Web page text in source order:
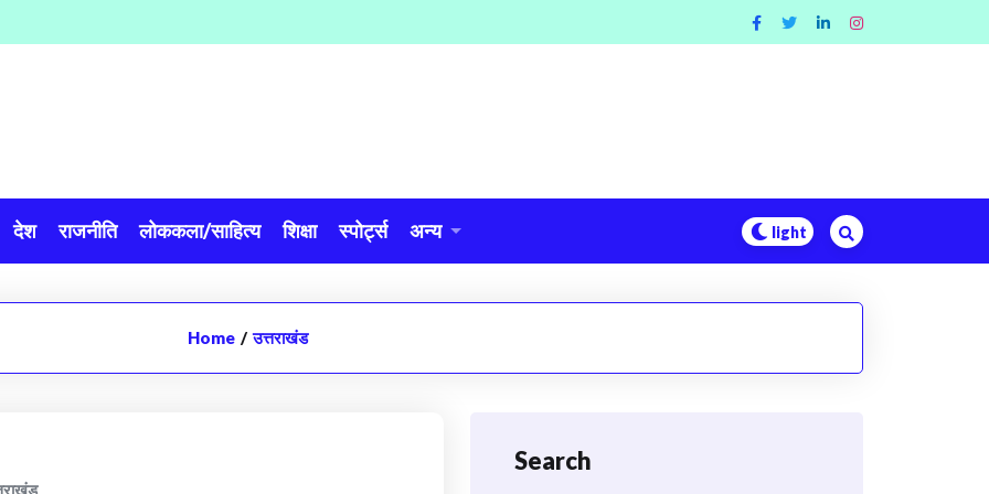
देश राजनीति लोककला/साहित्य शिक्षा स्पोर्ट्स अन्य
Home / उत्तराखंड
Search